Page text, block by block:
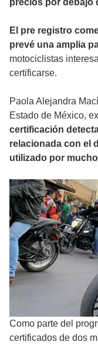
El pre registro
prevé una amplia
motociclistas
certificarse.
Paola Alejandra
Estado de México,
certificación
relacionada con el
utilizado por
Como parte del
certificados de dos